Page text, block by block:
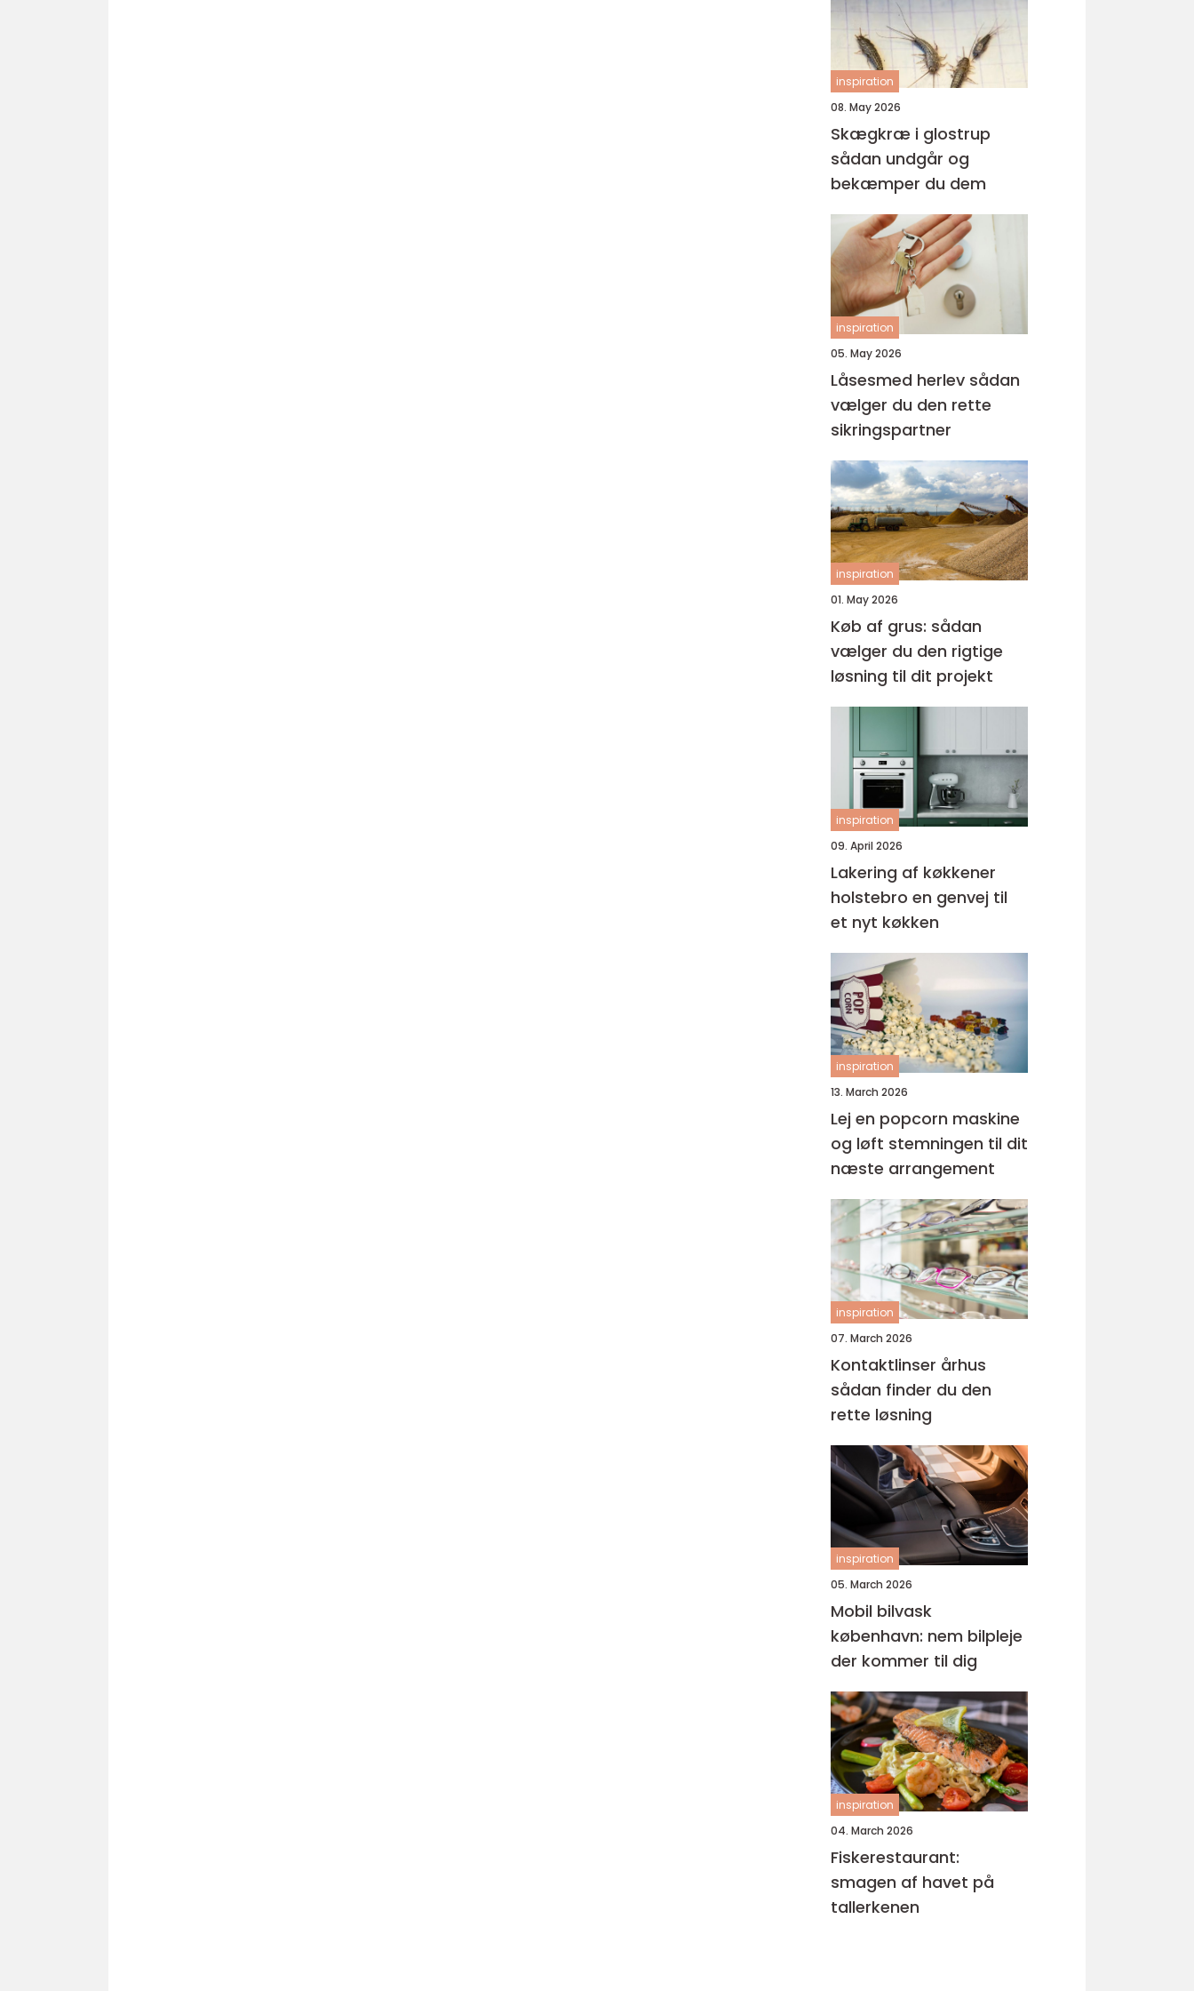
inspiration
08. May 2026
Skægkræ i glostrup
sådan undgår og
bekæmper du dem
inspiration
05. May 2026
Låsesmed herlev sådan
vælger du den rette
sikringspartner
inspiration
01. May 2026
Køb af grus: sådan
vælger du den rigtige
løsning til dit projekt
inspiration
09. April 2026
Lakering af køkkener
holstebro en genvej til
et nyt køkken
inspiration
13. March 2026
Lej en popcorn maskine
og løft stemningen til dit
næste arrangement
inspiration
07. March 2026
Kontaktlinser århus
sådan finder du den
rette løsning
inspiration
05. March 2026
Mobil bilvask
københavn: nem bilpleje
der kommer til dig
inspiration
04. March 2026
Fiskerestaurant:
smagen af havet på
tallerkenen